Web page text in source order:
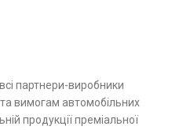
партнери-виробники
вимогам автомобільних
продукції преміальної